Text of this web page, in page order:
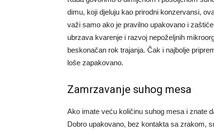
dimu, koji djeluju kao prirodni konzervansi,
važi samo ako je pravilno upakovano i
ubrzava kvarenje i razvoj nepoželjnih
beskonačan rok trajanja. Čak i najbolje
loše zapakovano.
Zamrzavanje suhog mesa
Ako imate veću količinu suhog mesa i znate
Dobro upakovano, bez kontakta sa zrakom,